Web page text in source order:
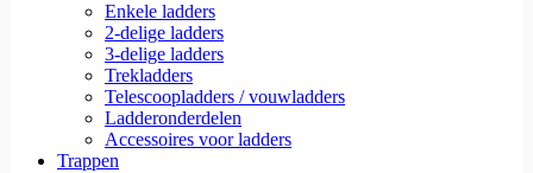
Enkele ladders
2-delige ladders
3-delige ladders
Trekladders
Telescoopladders / vouwladders
Ladderonderdelen
Accessoires voor ladders
Trappen